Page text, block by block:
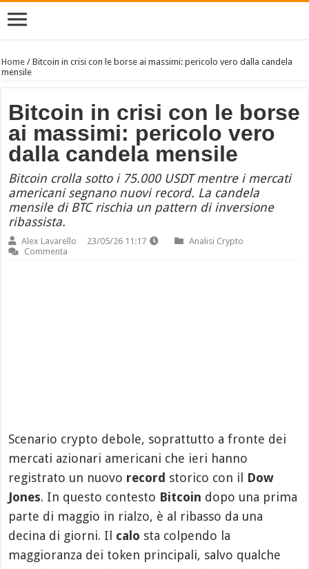
Home /Bitcoin in crisi con le borse ai massimi: pericolo vero dalla candela
mensile
Bitcoin in crisi con le borse
ai massimi: pericolo vero
dalla candela mensile
Bitcoin crolla sotto i 75.000 USDT mentre i mercati
americani segnano nuovi record. La candela
mensile di BTC rischia un pattern di inversione
ribassista.
Alex Lavarello 23/05/26 11:17
Analisi Crypto
Commenta
Scenario crypto debole, soprattutto a fronte dei
mercati azionari americani che ieri hanno
registrato un nuovo record storico con il Dow
Jones. In questo contesto Bitcoin dopo una prima
parte di maggio in rialzo, è al ribasso da una
decina di giorni. Il calo sta colpendo la
maggioranza dei token principali, salvo qualche